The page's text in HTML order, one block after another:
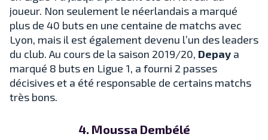
joueur. Non seulement le néerlandais a marqué
plus de 40 buts en une centaine de matchs avec
Lyon, mais il est également devenu l’un des leaders
du club. Au cours de la saison 2019/20, Depay a
marqué 8 buts en Ligue 1, a fourni 2 passes
décisives et a été responsable de certains matchs
très bons.
4. Moussa Dembélé